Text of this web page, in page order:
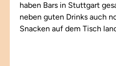
haben Bars in Stuttgart
neben guten Drinks auch
Snacken auf dem Tisch